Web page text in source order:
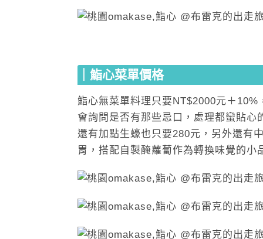
｜鮨心菜單價格
鮨心無菜單料理只要NT$2000元＋
會詢問是否有那些忌口，處理都蠻貼
還有加點生蠔也只要280元，另外還有
胃，搭配自製醃蘿蔔作為轉換味覺的小